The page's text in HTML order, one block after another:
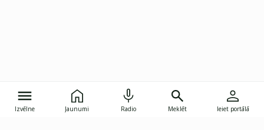
Izvēlne Jaunumi Radio Meklēt Ieiet portālā